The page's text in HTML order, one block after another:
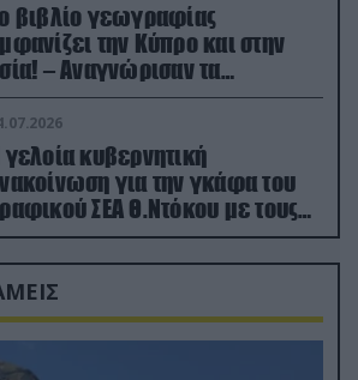
βιβλίο γεωγραφίας
την Κύπρο και στην
– Αναγνώρισαν τα
(φωτο)
γελοία κυβερνητική
για την γκάφα του
ΣΕΑ Θ.Ντόκου με τους
φαρσέρ